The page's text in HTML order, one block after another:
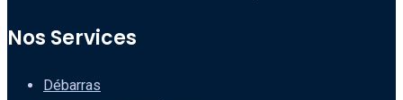
Nos Services
Débarras